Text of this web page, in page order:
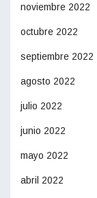
noviembre 2022
octubre 2022
septiembre 2022
agosto 2022
julio 2022
junio 2022
mayo 2022
abril 2022